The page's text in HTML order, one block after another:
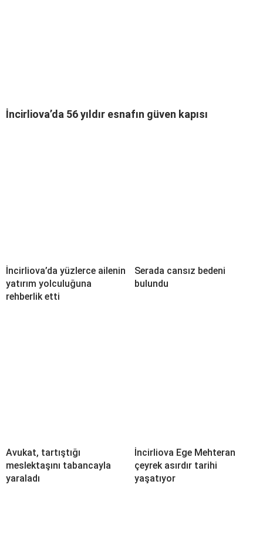
İncirliova’da 56 yıldır esnafın güven kapısı
İncirliova’da yüzlerce ailenin
yatırım yolculuğuna
rehberlik etti
Serada cansız bedeni
bulundu
Avukat, tartıştığı
meslektaşını tabancayla
yaraladı
İncirliova Ege Mehteran
çeyrek asırdır tarihi
yaşatıyor